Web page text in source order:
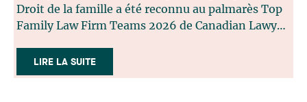
Droit de la famille a été reconnu au palmarès Top
Family Law Firm Teams 2026 de Canadian Lawyer.
sélection rigoureux, fondé sur des nominations
issues du lectorat, d'associations juridiques et de
LIRE LA SUITE